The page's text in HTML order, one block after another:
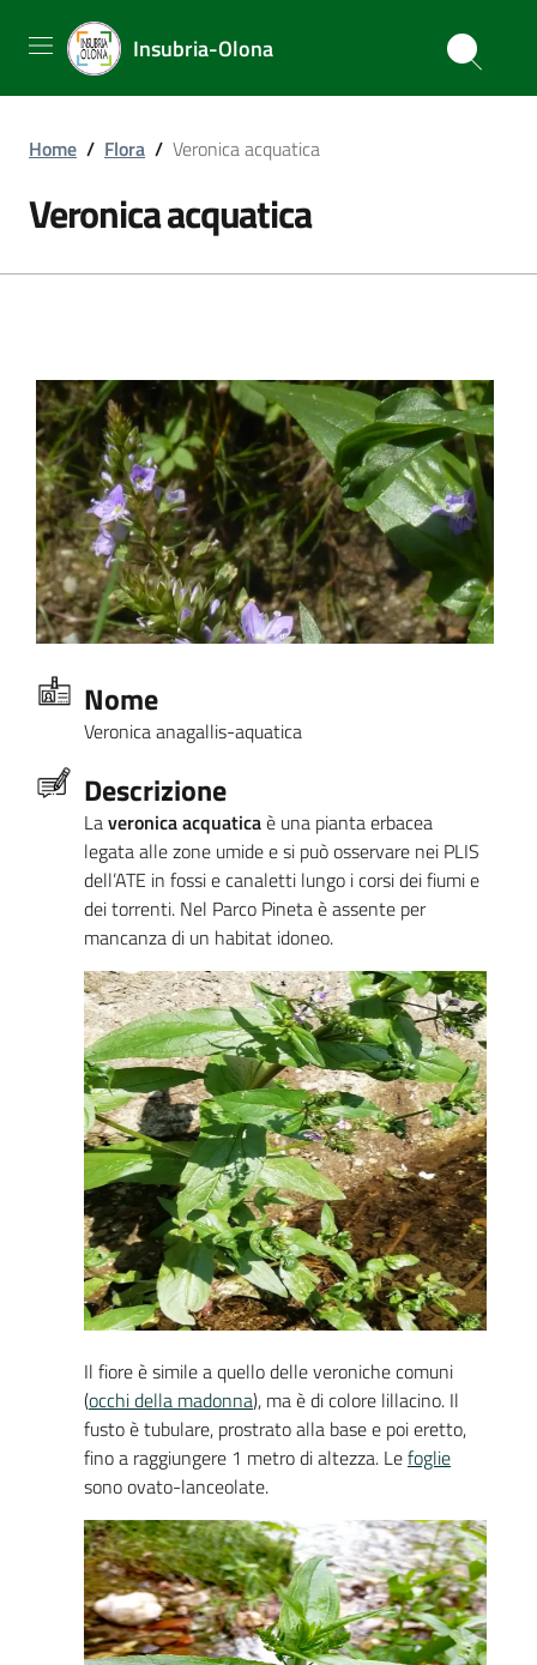
Insubria-Olona
Home / Flora / Veronica acquatica
Veronica acquatica
Nome
Veronica anagallis-aquatica
Descrizione
Laveronica acquaticaè una pianta erbacea
legata alle zone umide e si può osservare nei PLIS
dell’ATE in fossi e canaletti lungo i corsi dei fiumi e
dei torrenti. Nel Parco Pineta è assente per
mancanza di un habitat idoneo.
Il fiore è simile a quello delle veroniche comuni
(occhi della madonna), ma è di colore lillacino. Il
fusto è tubulare, prostrato alla base e poi eretto,
fino a raggiungere 1 metro di altezza. Lefoglie
sono ovato-lanceolate.